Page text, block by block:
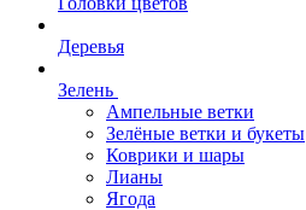
Деревья
Зелень
Ампельные ветки
Зелёные ветки и букеты
Коврики и шары
Лианы
Ягода